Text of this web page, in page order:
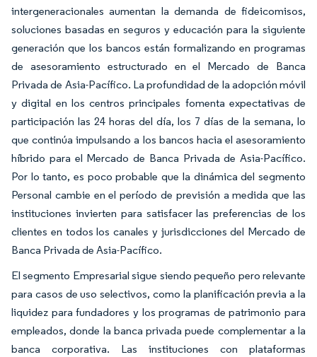
intergeneracionales aumentan la demanda de fideicomisos,
soluciones basadas en seguros y educación para la siguiente
generación que los bancos están formalizando en programas
de asesoramiento estructurado en el Mercado de Banca
Privada de Asia-Pacífico. La profundidad de la adopción móvil
y digital en los centros principales fomenta expectativas de
participación las 24 horas del día, los 7 días de la semana, lo
que continúa impulsando a los bancos hacia el asesoramiento
híbrido para el Mercado de Banca Privada de Asia-Pacífico.
Por lo tanto, es poco probable que la dinámica del segmento
Personal cambie en el período de previsión a medida que las
instituciones invierten para satisfacer las preferencias de los
clientes en todos los canales y jurisdicciones del Mercado de
Banca Privada de Asia-Pacífico.
El segmento Empresarial sigue siendo pequeño pero relevante
para casos de uso selectivos, como la planificación previa a la
liquidez para fundadores y los programas de patrimonio para
empleados, donde la banca privada puede complementar a la
banca corporativa. Las instituciones con plataformas